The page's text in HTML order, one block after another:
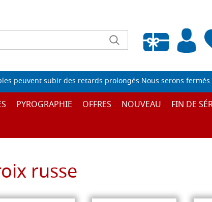
Liste de souhaits vide
peuvent subir des retards prolongés.Nous serons
PYROGRAPHIE OFFRES NOUVEAU
FIN DE
russe